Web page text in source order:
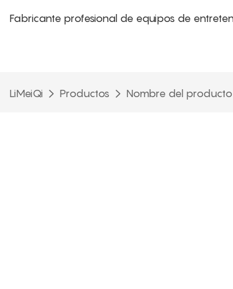
Fabricante profesional de equipos de
LiMeiQi Productos Nombre del